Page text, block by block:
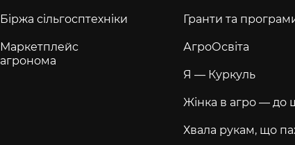
Біржа сільгосптехніки
Маркетплейс
агронома
Гранти та
АгроОсвіта
Я — Куркуль
Жінка в агро — до
Хвала рукам, що